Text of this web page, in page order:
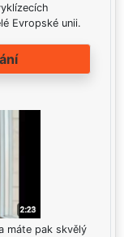
Evropské unii.
máte pak skvělý